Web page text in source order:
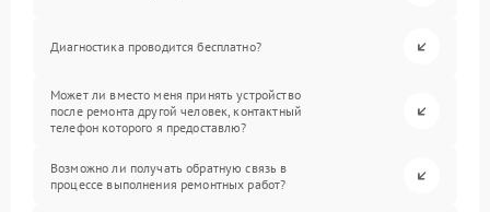
Диагностика проводится бесплатно?
Может ли вместо меня принять устройство
после ремонта другой человек, контактный
телефон которого я предоставлю?
Возможно ли получать обратную связь в
процессе выполнения ремонтных работ?